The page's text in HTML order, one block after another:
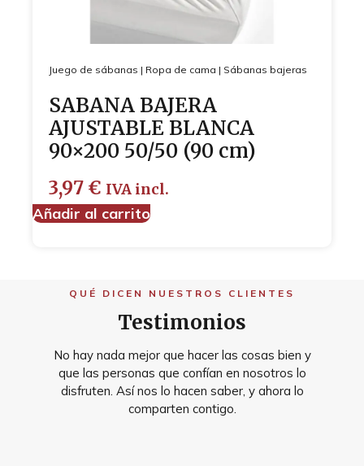
Juego de sábanas | Ropa de cama | Sábanas bajeras
SABANA BAJERA
AJUSTABLE BLANCA
90×200 50/50 (90 cm)
3,97 € IVA incl.
Añadir al carrito
QUÉ DICEN NUESTROS CLIENTES
Testimonios
No hay nada mejor que hacer las cosas bien y
que las personas que confían en nosotros lo
disfruten. Así nos lo hacen saber, y ahora lo
comparten contigo.